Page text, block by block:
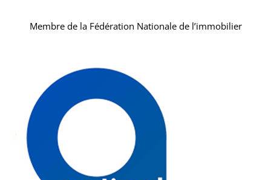
Membre de la Fédération Nationale de l’immobilier